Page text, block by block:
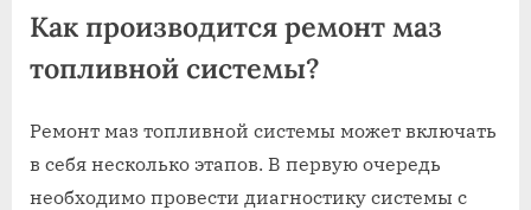
Как производится ремонт маз
топливной системы?
Ремонт маз топливной системы может включать
в себя несколько этапов. В первую очередь
необходимо провести диагностику системы с